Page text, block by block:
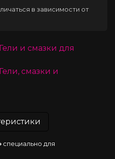
в зависимости от
Гели и смазки для
Гели, смазки и
специально для